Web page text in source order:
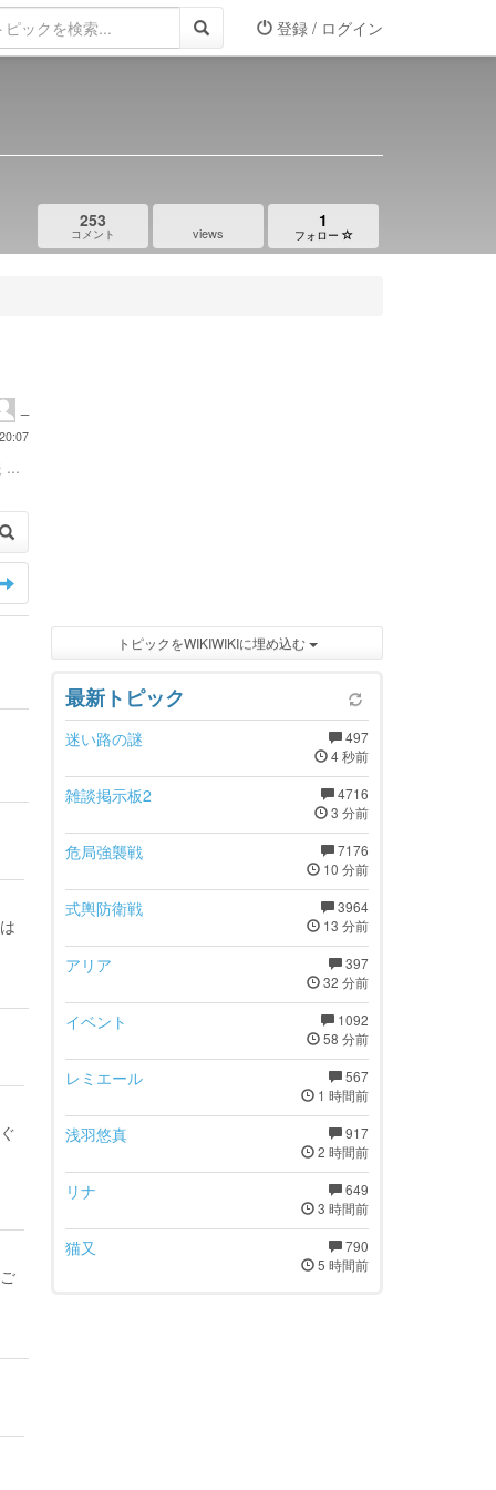
登録 / ログイン
253
コメント views
1
フォロー
...
トピックをWIKIWIKIに埋め込む
最新トピック
497
4 秒前
迷い路の謎
4716
3 分前
雑談掲示板2
7176
10 分前
危局強襲戦
3964
13 分前
式輿防衛戦
397
32 分前
アリア
1092
58 分前
イベント
567
1 時間前
レミエール
917
2 時間前
浅羽悠真
649
3 時間前
リナ
790
5 時間前
猫又